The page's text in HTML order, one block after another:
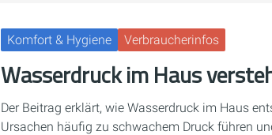
Komfort & Hygiene Verbraucherinfos
Wasserdruck im Haus
Der Beitrag erklärt, wie Wasserdruck im Haus
Ursachen häufig zu schwachem Druck führen